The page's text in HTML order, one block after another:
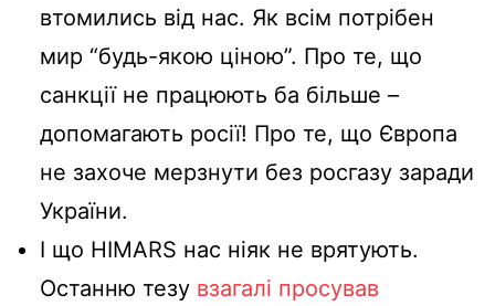
втомились від нас. Як всім потрібен
мир “будь-якою ціною”. Про те, що
санкції не працюють ба більше –
допомагають росії! Про те, що Європа
не захоче мерзнути без росгазу заради
України.
І що HIMARS нас ніяк не врятують.
Останню тезу взагалі просував